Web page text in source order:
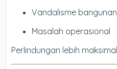
Vandalisme bangunan
Masalah operasional
Perlindungan lebih